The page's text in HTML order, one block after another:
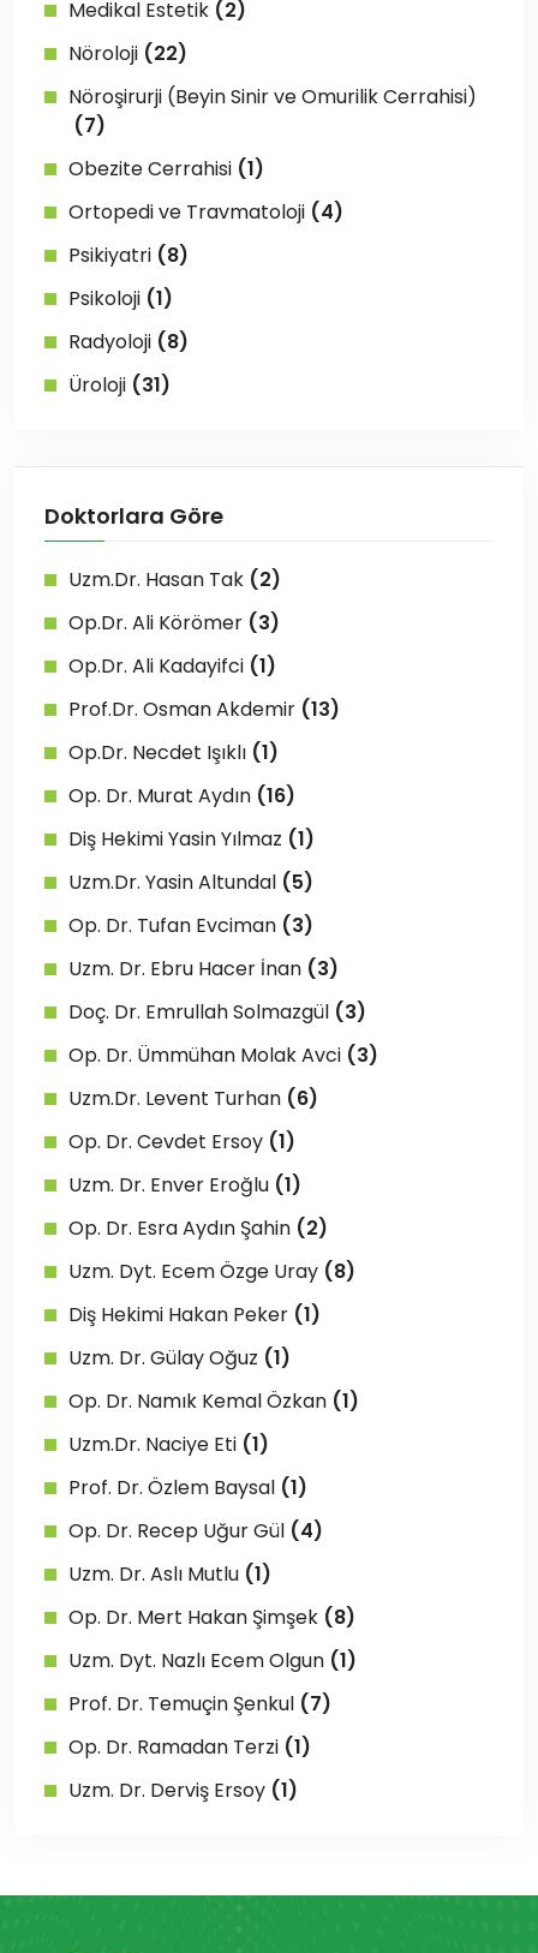
Medikal Estetik (2)
Nöroloji (22)
Nöroşirurji (Beyin Sinir ve Omurilik Cerrahisi)
(7)
Obezite Cerrahisi (1)
Ortopedi ve Travmatoloji (4)
Psikiyatri (8)
Psikoloji (1)
Radyoloji (8)
Üroloji (31)
Doktorlara Göre
Uzm.Dr. Hasan Tak (2)
Op.Dr. Ali Körömer (3)
Op.Dr. Ali Kadayifci (1)
Prof.Dr. Osman Akdemir (13)
Op.Dr. Necdet Işıklı (1)
Op. Dr. Murat Aydın (16)
Diş Hekimi Yasin Yılmaz (1)
Uzm.Dr. Yasin Altundal (5)
Op. Dr. Tufan Evciman (3)
Uzm. Dr. Ebru Hacer İnan (3)
Doç. Dr. Emrullah Solmazgül (3)
Op. Dr. Ümmühan Molak Avci (3)
Uzm.Dr. Levent Turhan (6)
Op. Dr. Cevdet Ersoy (1)
Uzm. Dr. Enver Eroğlu (1)
Op. Dr. Esra Aydın Şahin (2)
Uzm. Dyt. Ecem Özge Uray (8)
Diş Hekimi Hakan Peker (1)
Uzm. Dr. Gülay Oğuz (1)
Op. Dr. Namık Kemal Özkan (1)
Uzm.Dr. Naciye Eti (1)
Prof. Dr. Özlem Baysal (1)
Op. Dr. Recep Uğur Gül (4)
Uzm. Dr. Aslı Mutlu (1)
Op. Dr. Mert Hakan Şimşek (8)
Uzm. Dyt. Nazlı Ecem Olgun (1)
Prof. Dr. Temuçin Şenkul (7)
Op. Dr. Ramadan Terzi (1)
Uzm. Dr. Derviş Ersoy (1)